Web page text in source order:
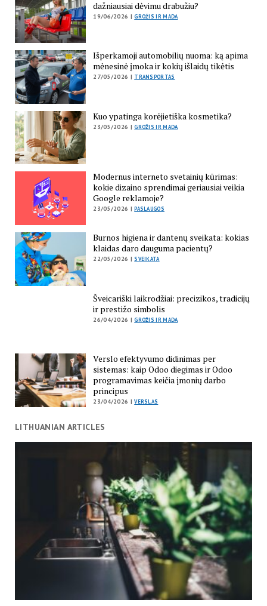
dažniausiai dėvimu drabužiu?
19/06/2026 |GROŽIS IR MADA
Išperkamoji automobilių nuoma: ką apima
mėnesinė įmoka ir kokių išlaidų tikėtis
27/05/2026 | TRANSPORTAS
Kuo ypatinga korėjietiška kosmetika?
23/05/2026 |GROŽIS IR MADA
Modernus interneto svetainių kūrimas:
kokie dizaino sprendimai geriausiai veikia
Google reklamoje?
23/05/2026 |PASLAUGOS
Burnos higiena ir dantenų sveikata: kokias
klaidas daro dauguma pacientų?
22/05/2026 |SVEIKATA
Šveicariški laikrodžiai: precizikos, tradicijų
ir prestižo simbolis
26/04/2026 |GROŽIS IR MADA
Verslo efektyvumo didinimas per
sistemas: kaip Odoo diegimas ir Odoo
programavimas keičia įmonių darbo
principus
23/04/2026 |VERSLAS
LITHUANIAN ARTICLES